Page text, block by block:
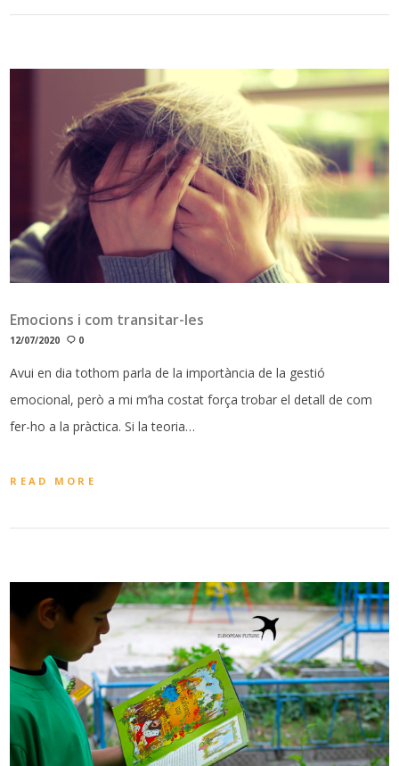
Emocions i com transitar-les
12/07/2020 0
Avui en dia tothom parla de la importància de la gestió
emocional, però a mi m’ha costat força trobar el detall de com
fer-ho a la pràctica. Si la teoria…
READ MORE